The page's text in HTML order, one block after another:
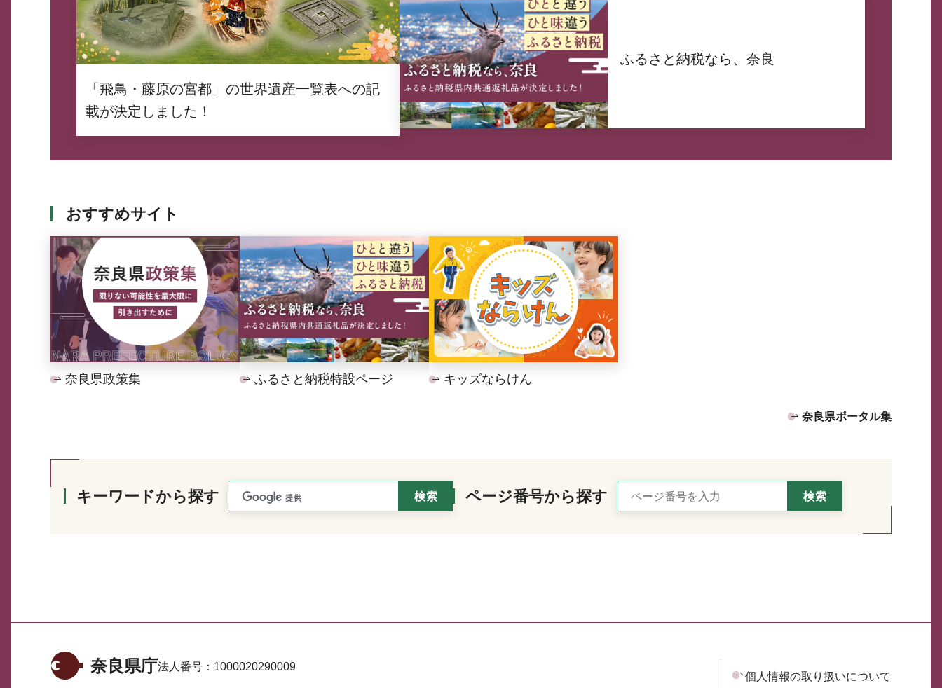
「飛鳥・藤原の宮都」の世界遺産一覧表への記
載が決定しました！
ふるさと納税なら、奈良
おすすめサイト
奈良県政策集 ふるさと納税特設ページ キッズならけん
奈良県ポータル集
キーワードから探す ページ番号から探す
奈良県庁法人番号： 1000020290009
個人情報の取り扱いについて